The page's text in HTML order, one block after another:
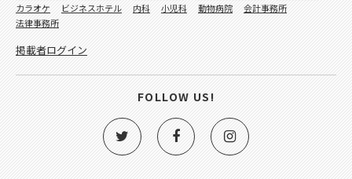
カラオケ
ビジネスホテル 内科 小児科 動物病院
会計事務所
法律事務所
掲載者ログイン
FOLLOW US!